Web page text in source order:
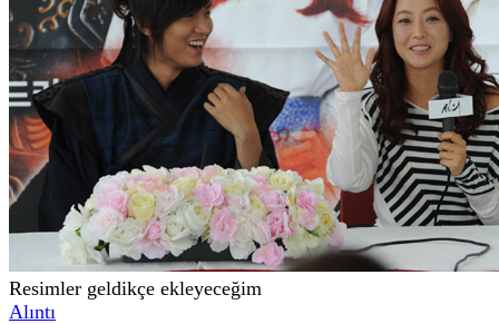
Resimler geldikçe ekleyeceğim
Alıntı